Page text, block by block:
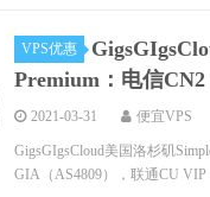
VPS优惠
Premium：电信
2021-03-31 便宜VPS
GigsGIgsCloud美国洛杉矶
GIA（AS4809），联通CU